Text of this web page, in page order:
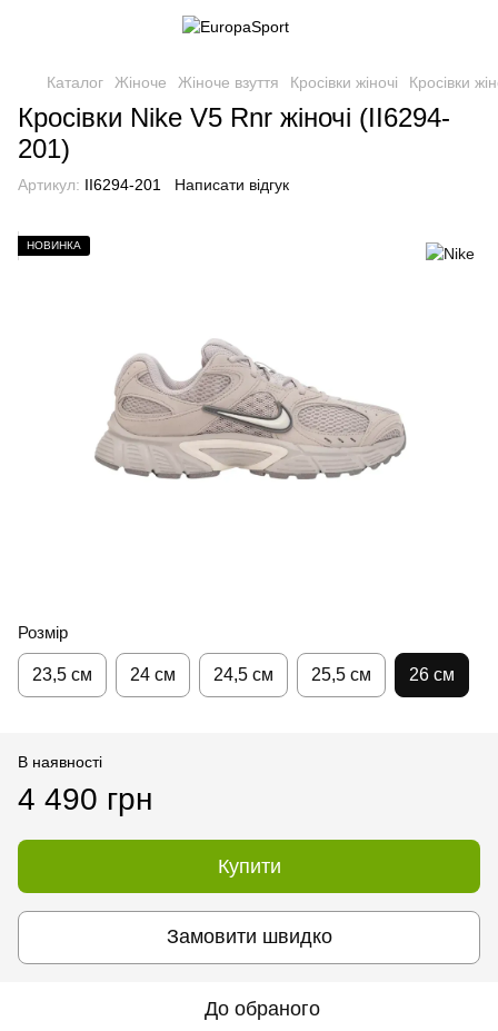
Каталог Жіноче Жіноче взуття Кросівки жіночі Кросівки
Кросівки Nike V5 Rnr жіночі (II6294-
201)
Артикул: II6294-201 Написати відгук
НОВИНКА
Розмір
23,5 см 24 см 24,5 см 25,5 см 26 см
В наявності
4 490 грн
Купити
Замовити швидко
До обраного